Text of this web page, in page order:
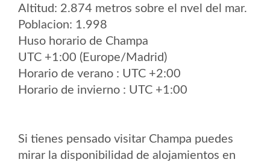
Altitud: 2.874 metros sobre el nvel del mar.
Poblacion: 1.998
Huso horario de Champa
UTC +1:00 (Europe/Madrid)
Horario de verano : UTC +2:00
Horario de invierno : UTC +1:00
Si tienes pensado visitar Champa puedes
mirar la disponibilidad de alojamientos en